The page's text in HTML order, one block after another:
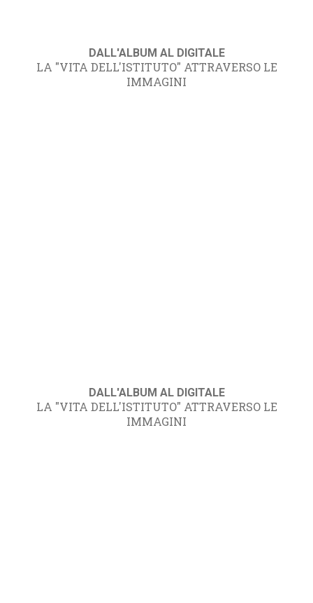
DALL'ALBUM AL DIGITALE
LA "VITA DELL'ISTITUTO" ATTRAVERSO LE
IMMAGINI
DALL'ALBUM AL DIGITALE
LA "VITA DELL'ISTITUTO" ATTRAVERSO LE
IMMAGINI